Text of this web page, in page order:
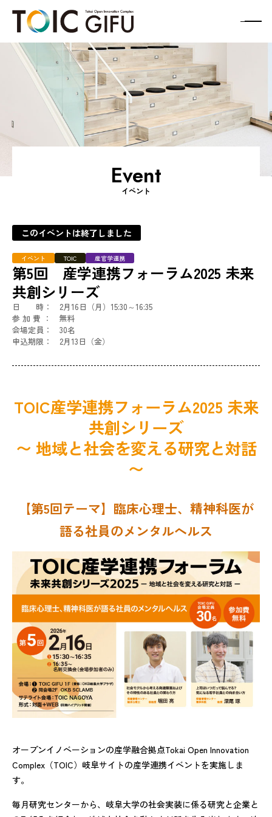
イベント
Event
このイベントは終了しました
イベント TOIC 産官学連携
第5回 産学連携フォーラム2025 未来
共創シリーズ
日 時： 2月16日（月）15:30～16:35
参 加 費 ： 無料
会場定員： 30名
申込期限： 2月13日（金）
TOIC産学連携フォーラム2025 未来
共創シリーズ
〜 地域と社会を変える研究と対話
〜
【第5回テーマ】臨床心理士、精神科医が
語る社員のメンタルヘルス
オープンイノベーションの産学融合拠点Tokai Open Innovation
Complex（TOIC）岐阜サイトの産学連携イベントを実施しま
す。
毎月研究センターから、岐阜大学の社会実装に係る研究と企業と